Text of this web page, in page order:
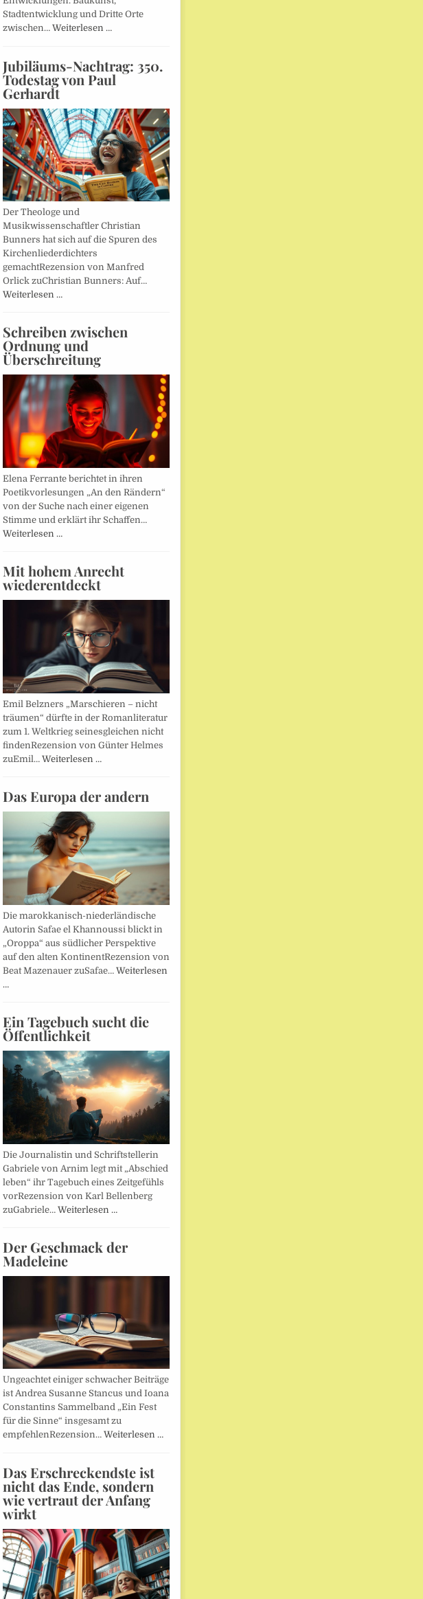
Stadtentwicklung und Dritte Orte
zwischen… Weiterlesen …
Jubiläums-Nachtrag: 350.
Todestag von Paul
Gerhardt
Der Theologe und
Musikwissenschaftler Christian
Bunners hat sich auf die Spuren des
Kirchenliederdichters
gemachtRezension von Manfred
Orlick zuChristian Bunners: Auf…
Weiterlesen …
Schreiben zwischen
Ordnung und
Überschreitung
Elena Ferrante berichtet in ihren
Poetikvorlesungen „An den Rändern“
von der Suche nach einer eigenen
Stimme und erklärt ihr Schaffen…
Weiterlesen …
Mit hohem Anrecht
wiederentdeckt
Emil Belzners „Marschieren – nicht
träumen“ dürfte in der Romanliteratur
zum 1. Weltkrieg seinesgleichen nicht
findenRezension von Günter Helmes
zuEmil… Weiterlesen …
Das Europa der andern
Die marokkanisch-niederländische
Autorin Safae el Khannoussi blickt in
„Oroppa“ aus südlicher Perspektive
auf den alten KontinentRezension von
Beat Mazenauer zuSafae… Weiterlesen
…
Ein Tagebuch sucht die
Öffentlichkeit
Die Journalistin und Schriftstellerin
Gabriele von Arnim legt mit „Abschied
leben“ ihr Tagebuch eines Zeitgefühls
vorRezension von Karl Bellenberg
zuGabriele… Weiterlesen …
Der Geschmack der
Madeleine
Ungeachtet einiger schwacher Beiträge
ist Andrea Susanne Stancus und Ioana
Constantins Sammelband „Ein Fest
für die Sinne“ insgesamt zu
empfehlenRezension… Weiterlesen …
Das Erschreckendste ist
nicht das Ende, sondern
wie vertraut der Anfang
wirkt